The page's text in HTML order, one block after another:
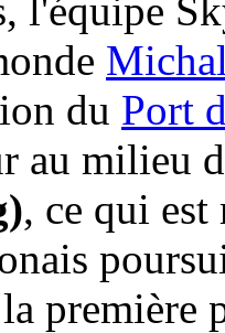
l'équipe
du Port
au milieu
, ce qui
première